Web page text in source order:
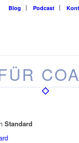
Blog Podcast
Standard